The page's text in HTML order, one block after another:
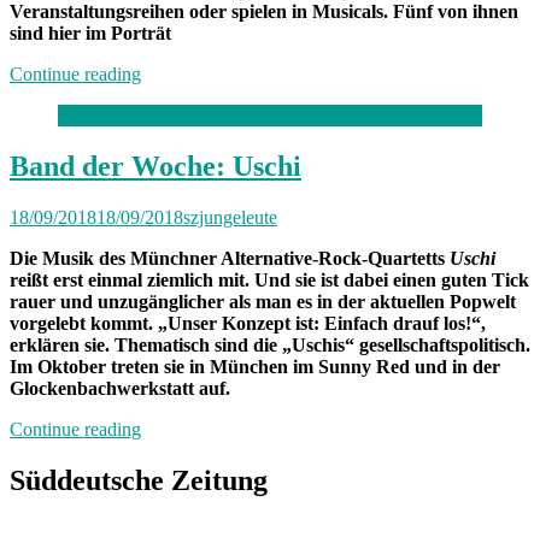
Veranstaltungsreihen oder spielen in Musicals. Fünf von ihnen
sind hier im Porträt
Continue reading„Sieben
Band der Woche: Uschi
18/09/201818/09/2018szjungeleute
Die Musik des Münchner Alternative-Rock-Quartetts Uschi
reißt erst einmal ziemlich mit. Und sie ist dabei einen guten Tick
rauer und unzugänglicher als man es in der aktuellen Popwelt
vorgelebt kommt. „Unser Konzept ist: Einfach drauf los!“,
erklären sie. Thematisch sind die „Uschis“ gesellschaftspolitisch.
Im Oktober treten sie in München im Sunny Red und in der
Glockenbachwerkstatt auf.
Continue reading„Band
Woche:
Uschi“
Süddeutsche Zeitung